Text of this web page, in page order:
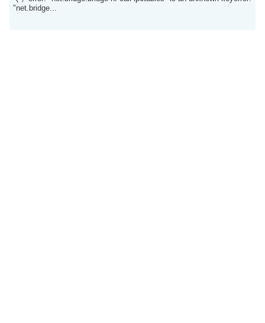
"net.bridge...